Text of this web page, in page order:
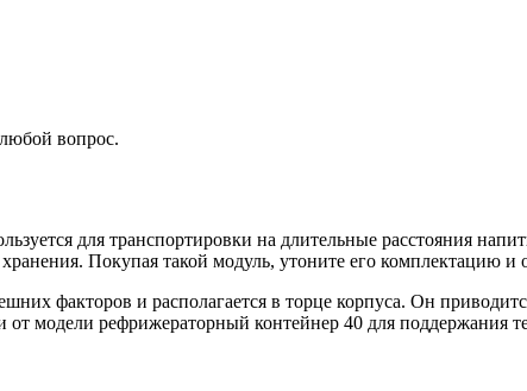
вопрос.
для транспортировки на длительные расстояния
Покупая такой модуль, утоните его комплектацию и
факторов и располагается в торце корпуса. Он
модели рефрижераторный контейнер 40 для поддержания